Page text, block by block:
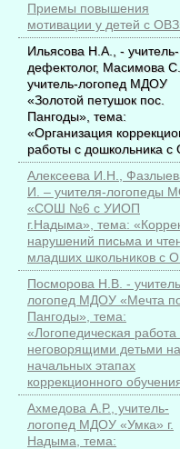
Приемы повышения
мотивации у детей с
Ильясова Н.А., - учитель-
дефектолог, Масимова
учитель-логопед МДОУ
«Золотой петушок пос.
Пангоды», тема:
«Организация
работы с дошкольника с
Алексеева И.Н.,
И. – учителя-логопеды
«СОШ №6 с УИОП
г.Надыма», тема:
нарушений письма и
младших школьников с
Посморова Н.В. -
логопед МДОУ «Мечта
Пангоды», тема:
«Логопедическая работа
неговорящими детьми на
начальных этапах
коррекционного
Ахмедова А.Р., учитель-
логопед МДОУ «Умка» г.
Надыма, тема: